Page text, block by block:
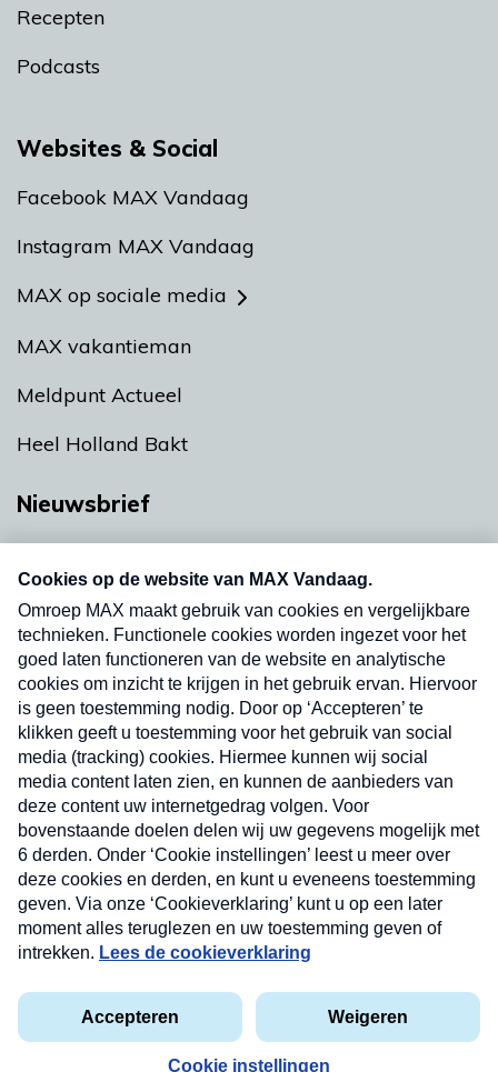
Recepten
Podcasts
Websites & Social
Facebook MAX Vandaag
Instagram MAX Vandaag
MAX op sociale media
MAX vakantieman
Meldpunt Actueel
Heel Holland Bakt
Nieuwsbrief
nieuwsbrief. Elke vrijdag- en dinsdagochtend in
uw mailbox.
Verzend
Privacyverklaring
Cookieverklaring
Kwetsbaarheid melden
Copyright © 2026 MAX Vandaag - Omroep MAX
Nieuwsbrief
Neem hier een gratis abonnement op onze
nieuwsbrief. Elke vrijdag- en dinsdagochtend in uw